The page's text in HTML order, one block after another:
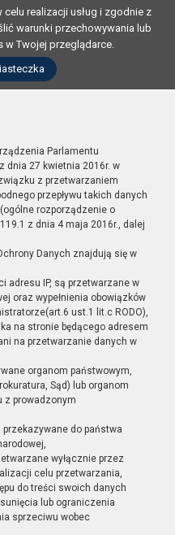
realizacji usług i zgodnie z
warunki przechowywania lub
Twojej przeglądarce.
Parlamentu
dnia 27 kwietnia 2016r. w
z przetwarzaniem
przepływu takich danych
rozporządzenie o
z dnia 4 maja 2016r., dalej
Danych znajdują się w
adresu IP, są przetwarzane w
oraz wypełnienia obowiązków
ust.1 lit.c RODO),
na stronie będącego adresem
na przetwarzanie danych w
organom państwowym,
Sąd) lub organom
z prowadzonym
do państwa
wyłącznie przez
celu przetwarzania,
do treści swoich danych
lub ograniczenia
sprzeciwu wobec